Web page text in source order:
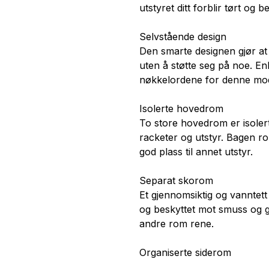
utstyret ditt forblir tørt og
Selvstående design
Den smarte designen gjør
uten å støtte seg på noe.
nøkkelordene for denne
Isolerte hovedrom
To store hovedrom er
racketer og utstyr. Bagen
god plass til annet utstyr.
Separat skorom
Et gjennomsiktig og
og beskyttet mot smuss og
andre rom rene.
Organiserte siderom